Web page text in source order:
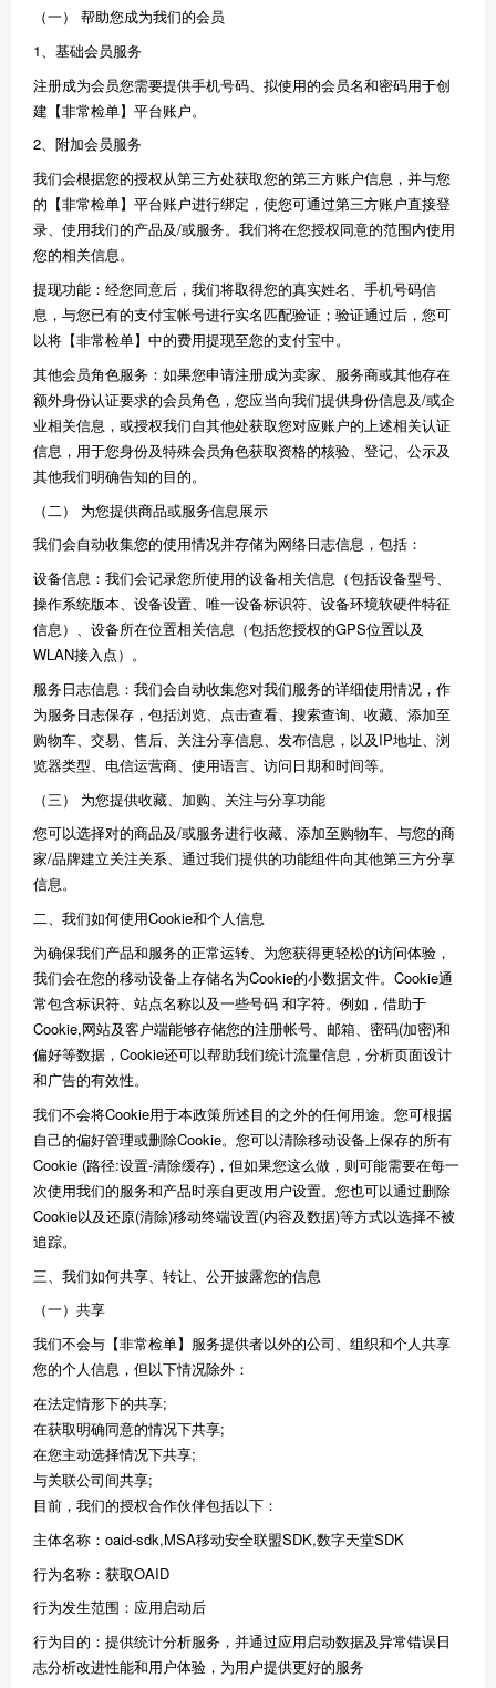
（一） 帮助您成为我们的会员
1、基础会员服务
注册成为会员您需要提供手机号码、拟使用的会员名和密码用于创
建【非常检单】平台账户。
2、附加会员服务
我们会根据您的授权从第三方处获取您的第三方账户信息，并与您
的【非常检单】平台账户进行绑定，使您可通过第三方账户直接登
录、使用我们的产品及/或服务。我们将在您授权同意的范围内使用
您的相关信息。
提现功能：经您同意后，我们将取得您的真实姓名、手机号码信
息，与您已有的支付宝帐号进行实名匹配验证；验证通过后，您可
以将【非常检单】中的费用提现至您的支付宝中。
其他会员角色服务：如果您申请注册成为卖家、服务商或其他存在
额外身份认证要求的会员角色，您应当向我们提供身份信息及/或企
业相关信息，或授权我们自其他处获取您对应账户的上述相关认证
信息，用于您身份及特殊会员角色获取资格的核验、登记、公示及
其他我们明确告知的目的。
（二） 为您提供商品或服务信息展示
我们会自动收集您的使用情况并存储为网络日志信息，包括：
设备信息： 我们会记录您所使用的设备相关信息（包括设备型号、
操作系统版本、 设备设置、 唯一设备标识符、 设备环境软硬件特征
信息）、设备所在位置相关信息（包括您授权的GPS位置以及
WLAN接入点）。
服务日志信息： 我们会自动收集您对我们服务的详细使用情况，作
为服务日志保存，包括浏览、 点击查看、 搜索查询、 收藏、 添加至
购物车、 交易、 售后、 关注分享信息、 发布信息 ，以及IP地址、 浏
览器类型、 电信运营商、 使用语言、 访问日期和时间等。
（三） 为您提供收藏、加购、关注与分享功能
您可以选择对的商品及/或服务进行收藏、 添加至购物车、与您的商
家/品牌建立关注关系、通过我们提供的功能组件向其他第三方分享
信息。
二、我们如何使用Cookie和个人信息
为确保我们产品和服务的正常运转、为您获得更轻松的访问体验，
我们会在您的移动设备上存储名为Cookie的小数据文件。Cookie通
常包含标识符、站点名称以及一些号码 和字符。例如，借助于
Cookie,网站及客户端能够存储您的注册帐号、邮箱、密码(加密)和
偏好等数据，Cookie还可以帮助我们统计流量信息，分析页面设计
和广告的有效性。
我们不会将Cookie用于本政策所述目的之外的任何用途。您可根据
自己的偏好管理或删除Cookie。您可以清除移动设备上保存的所有
Cookie (路径:设置-清除缓存)，但如果您这么做，则可能需要在每一
次使用我们的服务和产品时亲自更改用户设置。您也可以通过删除
Cookie以及还原(清除)移动终端设置(内容及数据)等方式以选择不被
追踪。
三、我们如何共享、转让、公开披露您的信息
（一）共享
我们不会与【非常检单】服务提供者以外的公司、组织和个人共享
您的个人信息，但以下情况除外：
在法定情形下的共享;
在获取明确同意的情况下共享;
在您主动选择情况下共享;
与关联公司间共享;
目前，我们的授权合作伙伴包括以下：
主体名称：oaid-sdk,MSA移动安全联盟SDK,数字天堂SDK
行为名称：获取OAID
行为发生范围：应用启动后
行为目的：提供统计分析服务，并通过应用启动数据及异常错误日
志分析改进性能和用户体验，为用户提供更好的服务